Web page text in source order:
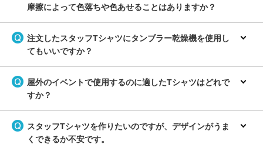
摩擦によって色落ちや色あせることはありますか？
注文したスタッフTシャツにタンブラー乾燥機を使用し
てもいいですか？
屋外のイベントで使用するのに適したTシャツはどれで
すか？
スタッフTシャツを作りたいのですが、デザインがうま
くできるか不安です。